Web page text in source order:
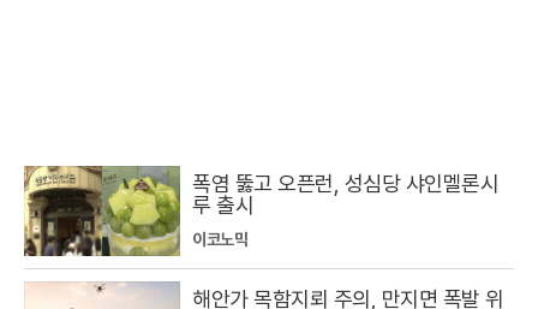
폭염 뚫고 오픈런, 성심당 샤인멜론시
루 출시
이코노믹
해안가 목함지뢰 주의, 만지면 폭발 위